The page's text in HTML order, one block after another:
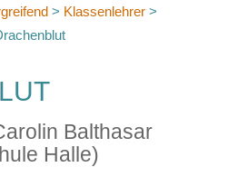
> Klassenlehrer >
Balthasar
Halle)